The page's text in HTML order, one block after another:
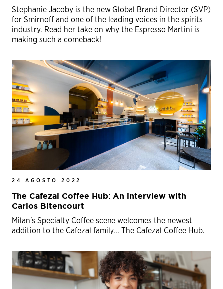
Stephanie Jacoby is the new Global Brand Director (SVP)
for Smirnoff and one of the leading voices in the spirits
industry. Read her take on why the Espresso Martini is
making such a comeback!
24 AGOSTO 2022
The Cafezal Coffee Hub: An interview with
Carlos Bitencourt
Milan's Specialty Coffee scene welcomes the newest
addition to the Cafezal family... The Cafezal Coffee Hub.